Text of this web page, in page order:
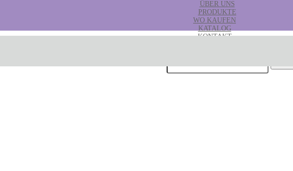
ÜBER UNS
PRODUKTE
WO KAUFEN
KATALOG
KONTAKT